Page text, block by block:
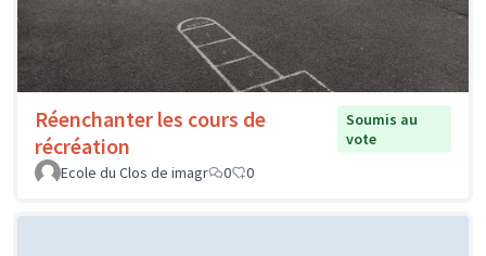
Réenchanter les cours de
récréation
Soumis au
vote
Ecole du Clos de imagr
0 0